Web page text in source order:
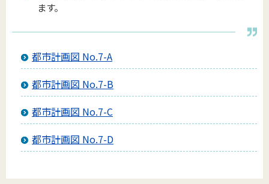
ます。
都市計画図 No.7-A
都市計画図 No.7-B
都市計画図 No.7-C
都市計画図 No.7-D